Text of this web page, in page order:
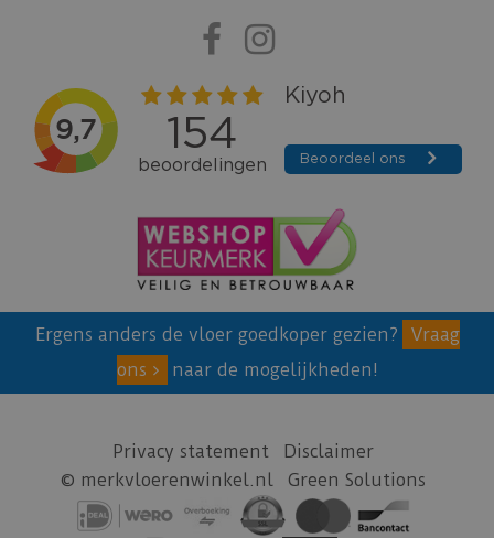
Ergens anders de vloer goedkoper gezien?
Vraag
ons
naar de mogelijkheden!
Privacy statement
Disclaimer
© merkvloerenwinkel.nl
Green Solutions